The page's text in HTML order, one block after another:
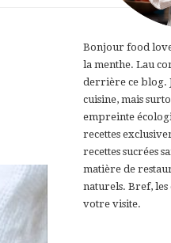
Bonjour food
la menthe. Lau
derrière ce blog.
cuisine, mais
empreinte
recettes
recettes sucrées
matière de
naturels. Bref, les
votre visite.